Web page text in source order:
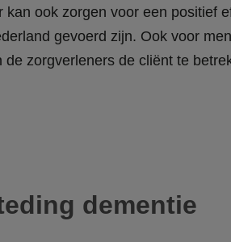
ook zorgen voor een positief
gevoerd zijn. Ook voor
zorgverleners de cliënt te
dementie